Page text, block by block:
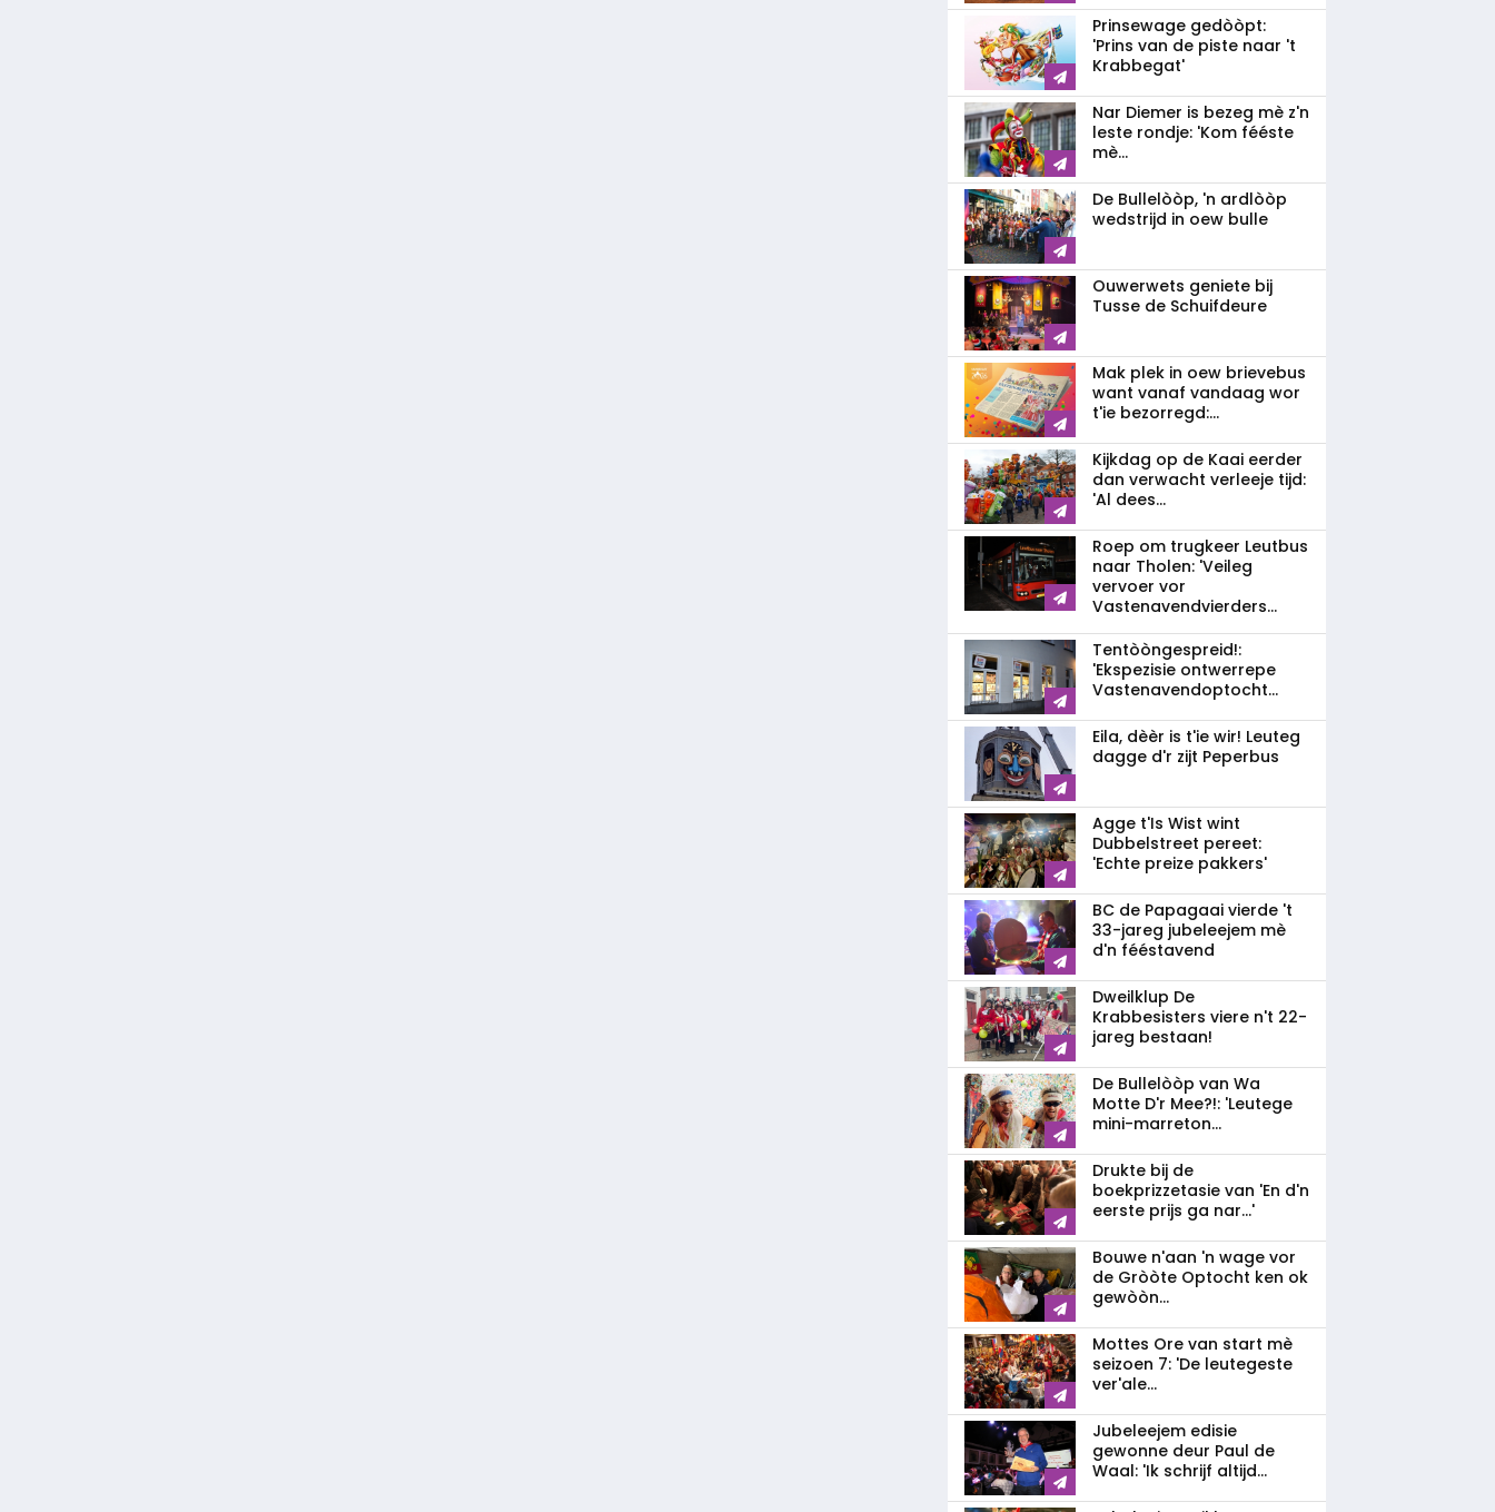
Prinsewage gedòòpt:
'Prins van de piste naar 't
Krabbegat'
Nar Diemer is bezeg mè z'n
leste rondje: 'Kom fééste
mè...
De Bullelòòp, 'n ardlòòp
wedstrijd in oew bulle
Ouwerwets geniete bij
Tusse de Schuifdeure
Mak plek in oew brievebus
want vanaf vandaag wor
t'ie bezorregd:...
Kijkdag op de Kaai eerder
dan verwacht verleeje tijd:
'Al dees...
Roep om trugkeer Leutbus
naar Tholen: 'Veileg
vervoer vor
Vastenavendvierders...
Tentòòngespreid!:
'Ekspezisie ontwerrepe
Vastenavendoptocht...
Eila, dèèr is t'ie wir! Leuteg
dagge d'r zijt Peperbus
Agge t'Is Wist wint
Dubbelstreet pereet:
'Echte preize pakkers'
BC de Papagaai vierde 't
33-jareg jubeleejem mè
d'n fééstavend
Dweilklup De
Krabbesisters viere n't 22-
jareg bestaan!
De Bullelòòp van Wa
Motte D'r Mee?!: 'Leutege
mini-marreton...
Drukte bij de
boekprizzetasie van 'En d'n
eerste prijs ga nar...'
Bouwe n'aan 'n wage vor
de Gròòte Optocht ken ok
gewòòn...
Mottes Ore van start mè
seizoen 7: 'De leutegeste
ver'ale...
Jubeleejem edisie
gewonne deur Paul de
Waal: 'Ik schrijf altijd...